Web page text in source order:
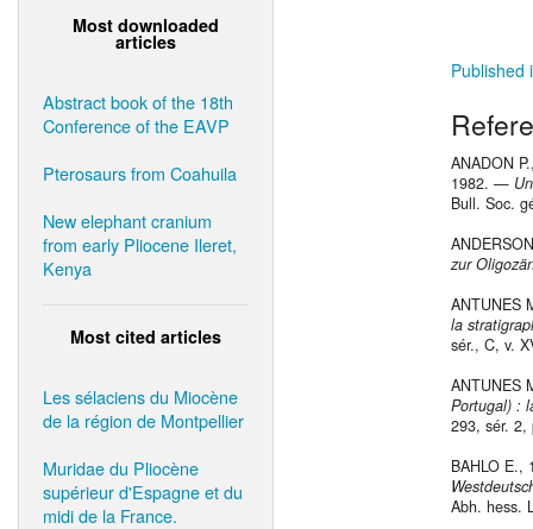
Most downloaded
articles
Abstract book of the 18th
Conference of the EAVP
Pterosaurs from Coahuila
New elephant cranium
from early Pliocene Ileret,
Kenya
Most cited articles
Les sélaciens du Miocène
de la région de Montpellier
Muridae du Pliocène
supérieur d'Espagne et du
midi de la France.
Published
ANADON
1982. —
Bull. Soc.
zur
la
sér., C, v.
ANTUNES
Portugal) :
293, sér. 2,
BAHLO
Abh. hess.